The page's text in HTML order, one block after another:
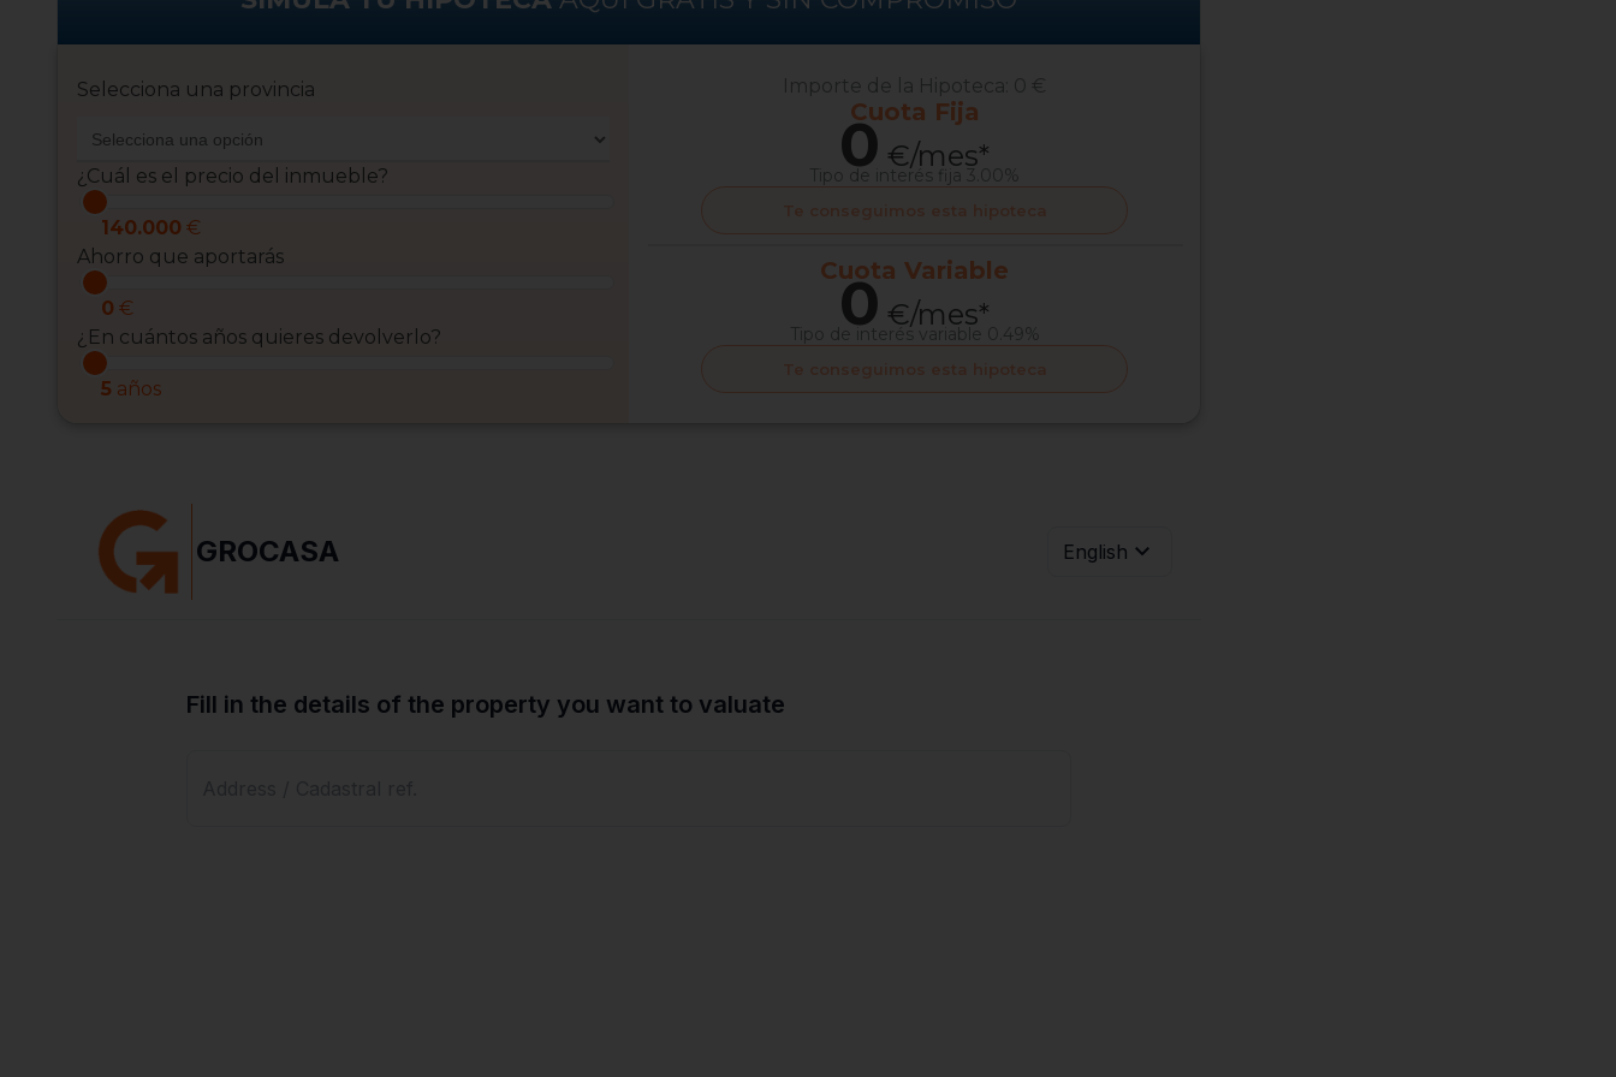
Selecciona una provincia
¿Cuál es el precio del inmueble?
140.000 €
Ahorro que aportarás
0 €
¿En cuántos años quieres devolverlo?
5 años
Importe de la Hipoteca: 0 €
Cuota Fija
0 €/mes*
Tipo de interés fija 3.00%
Te conseguimos esta hipoteca
CuotaVariable
0 €/mes*
Tipo de interés variable 0.49%
Te conseguimos esta hipoteca